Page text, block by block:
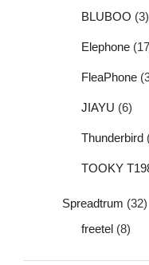
BLUBOO (3)
Elephone
FleaPhone
JIAYU (6)
Thunderbird
TOOKY
Spreadtrum (32)
freetel (8)